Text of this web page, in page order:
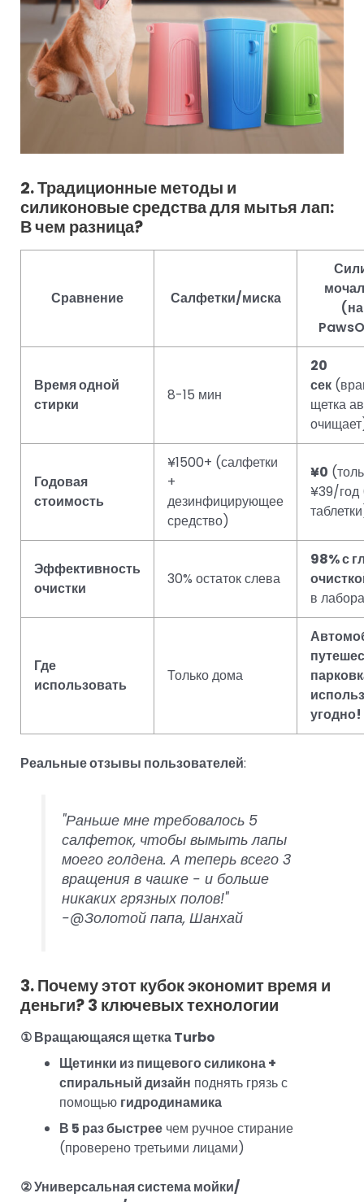
2. Традиционные методы и
силиконовые средства для мытья лап:
В чем разница?
Сравнение Салфетки/миска
Время одной
стирки
8-15 мин
20
сек
щетка
Годовая
стоимость
¥1500+ (салфетки
+
дезинфицирующее
средство)
¥0
¥39/год
Эффективность
очистки
30% остаток слева
98% с
в
Где
использовать
Только дома
угодно!
Реальные отзывы пользователей:
"Раньше мне требовалось 5
салфеток, чтобы вымыть лапы
моего голдена. А теперь всего 3
вращения в чашке - и больше
никаких грязных полов!"
-@Золотой папа, Шанхай
3. Почему этот кубок экономит время и
деньги? 3 ключевых технологии
① Вращающаяся щетка Turbo
Щетинки из пищевого силикона +
спиральный дизайн поднять грязь с
помощью гидродинамика
В 5 раз быстрее чем ручное стирание
(проверено третьими лицами)
② Универсальная система мойки/